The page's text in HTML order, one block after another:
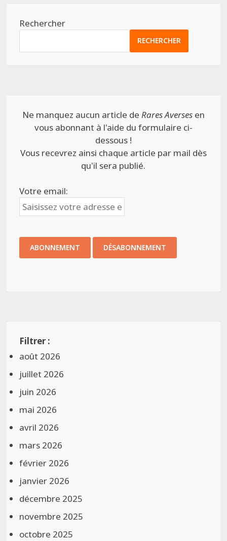
Rechercher
RECHERCHER
Ne manquez aucun article de Rares Aversesen
vous abonnant à l'aide du formulaire ci-
dessous !
Vous recevrez ainsi chaque article par mail dès
qu'il sera publié.
Votre email:
août 2026
juillet 2026
juin 2026
mai 2026
avril 2026
mars 2026
février 2026
janvier 2026
décembre 2025
novembre 2025
octobre 2025